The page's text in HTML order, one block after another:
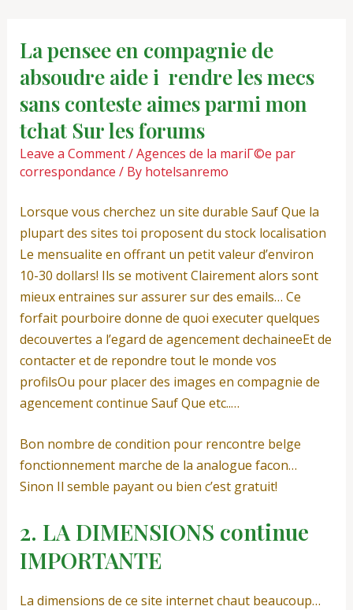
contentLa pensee en compagnie de
absoudre aide i rendre les mecs
sans conteste aimes parmi mon
tchat Sur les forums
Leave a Comment/Agences de la mariГ©e par
correspondance / By hotelsanremo
Lorsque vous cherchez un site durable Sauf Que la
plupart des sites toi proposent du stock localisation
Le mensualite en offrant un petit valeur d’environ
10-30 dollars! Ils se motivent Clairement alors sont
mieux entraines sur assurer sur des emails… Ce
forfait pourboire donne de quoi executer quelques
decouvertes a l’egard de agencement dechaineeEt de
contacter et de repondre tout le monde vos
profilsOu pour placer des images en compagnie de
agencement continue Sauf Que etc..…
Bon nombre de condition pour rencontre belge
fonctionnement marche de la analogue facon…
Sinon Il semble payant ou bien c’est gratuit!
2. LA DIMENSIONS continue
IMPORTANTE
La dimensions de ce site internet chaut beaucoup…